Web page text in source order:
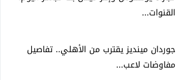
القنوات...
جوردان مينديز يقترب من الأهلي.. تفاصيل
مفاوضات لاعب...